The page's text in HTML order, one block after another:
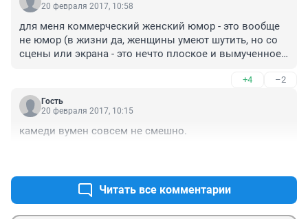
20 февраля 2017, 10:58
для меня коммерческий женский юмор - это вообще
не юмор (в жизни да, женщины умеют шутить, но со
сцены или экрана - это нечто плоское и вымученное
+4 –2
Гость
20 февраля 2017, 10:15
камеди вумен совсем не смешно.
Читать все комментарии